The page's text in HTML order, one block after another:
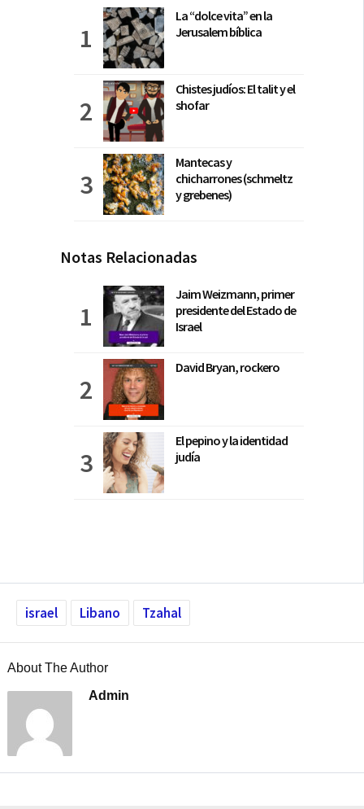
La “dolce vita” en la
Jerusalem bíblica
Chistes judíos: El talit y el
shofar
Mantecas y
chicharrones (schmeltz
y grebenes)
Notas Relacionadas
Jaim Weizmann, primer
presidente del Estado de
Israel
David Bryan, rockero
El pepino y la identidad
judía
israel Libano Tzahal
About The Author
Admin